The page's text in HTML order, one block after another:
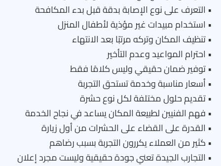
• التعرف على نوع الإصابة بدقة قبل بدء المكافحة
• استخدام مبيدات غير مؤذية لأطفال المنزل
• تنظيف المكان وتركه مرتبًا بعد الانتهاء
• احترام المواعيد وعدم التأخير
• توفير ضمان حقيقي وليس كلامًا فقط
• أسعار مناسبة وخدمة تستحق التجربة
• تقديم حلول مختلفة لكل نوع حشرة
• فهم الفنيين لطبيعة المكان يساعد في نجاح الخدمة
• القدرة على القضاء على الحشرات من أول زيارة
• كثير من العملاء يكررون التجربة بسبب رضاهم
• التجارب الجيدة تعني جودة حقيقية وليست مجرد إعلان